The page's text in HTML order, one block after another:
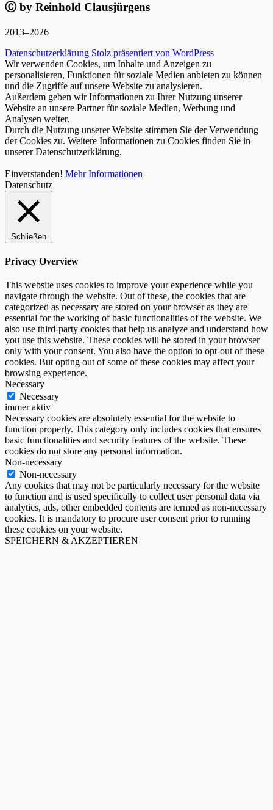
Ⓒ by Reinhold Clausjürgens
2013–2026
Datenschutzerklärung Stolz präsentiert von WordPress
Wir verwenden Cookies, um Inhalte und Anzeigen zu
personalisieren, Funktionen für soziale Medien anbieten zu können
und die Zugriffe auf unsere Website zu analysieren.
Außerdem geben wir Informationen zu Ihrer Nutzung unserer
Website an unsere Partner für soziale Medien, Werbung und
Analysen weiter.
Durch die Nutzung unserer Website stimmen Sie der Verwendung
der Cookies zu. Weitere Informationen zu Cookies finden Sie in
unserer Datenschutzerklärung.
Einverstanden! Mehr Informationen
Datenschutz
Schließen
Privacy Overview
This website uses cookies to improve your experience while you
navigate through the website. Out of these, the cookies that are
categorized as necessary are stored on your browser as they are
essential for the working of basic functionalities of the website. We
also use third-party cookies that help us analyze and understand how
you use this website. These cookies will be stored in your browser
only with your consent. You also have the option to opt-out of these
cookies. But opting out of some of these cookies may affect your
browsing experience.
Necessary
Necessary
immer aktiv
Necessary cookies are absolutely essential for the website to
function properly. This category only includes cookies that ensures
basic functionalities and security features of the website. These
cookies do not store any personal information.
Non-necessary
Non-necessary
Any cookies that may not be particularly necessary for the website
to function and is used specifically to collect user personal data via
analytics, ads, other embedded contents are termed as non-necessary
cookies. It is mandatory to procure user consent prior to running
these cookies on your website.
SPEICHERN & AKZEPTIEREN